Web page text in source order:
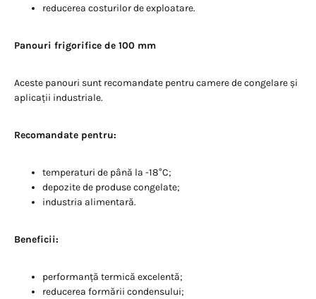
reducerea costurilor de exploatare.
Panouri frigorifice de 100 mm
Aceste panouri sunt recomandate pentru camere de congelare și
aplicații industriale.
Recomandate pentru:
temperaturi de până la -18°C;
depozite de produse congelate;
industria alimentară.
Beneficii:
performanță termică excelentă;
reducerea formării condensului;